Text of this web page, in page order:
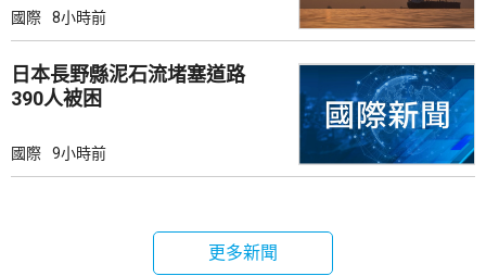
國際 8小時前
日本長野縣泥石流堵塞道路
390人被困
國際 9小時前
更多新聞